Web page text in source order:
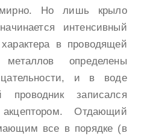
Но лишь крыло
интенсивный
в проводящей
определены
и в воде
проводник записался
Отдающий
все в порядке (в